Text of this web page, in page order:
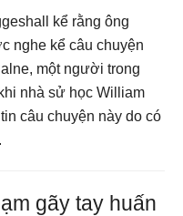
kể rằng ông
nghe kể câu chuyện
một người trong
nhà sử học William
câu chuyện này do có
gãy tay huấn